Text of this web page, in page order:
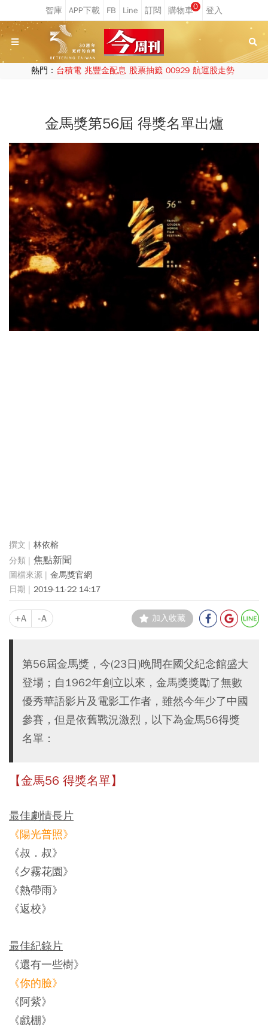
0
熱門： 台積電 兆豐金配息 股票抽籤 00929 航運股走勢
金馬獎第56屆 得獎名單出爐
林依榕
焦點新聞
金馬獎官網
2019-11-22 14:17
+A -A 加入收藏
第56屆金馬獎，今(23日)晚間在國父紀念館盛大
登場；自1962年創立以來，金馬獎獎勵了無數
優秀華語影片及電影工作者，雖然今年少了中國
參賽，但是依舊戰況激烈，以下為金馬56得獎
名單：
【金馬56 得獎名單】
最佳劇情長片
《陽光普照》
《叔．叔》
《夕霧花園》
《熱帶雨》
《返校》
最佳紀錄片
《還有一些樹》
《你的臉》
《阿紫》
《戲棚》